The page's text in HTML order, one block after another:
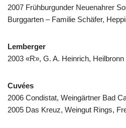
2007 Frühburgunder Neuenahrer
Burggarten – Familie Schäfer,
Lemberger
2003 «R», G. A. Heinrich, Heilbronn
Cuvées
2006 Condistat, Weingärtner Bad
2005 Das Kreuz, Weingut Rings,